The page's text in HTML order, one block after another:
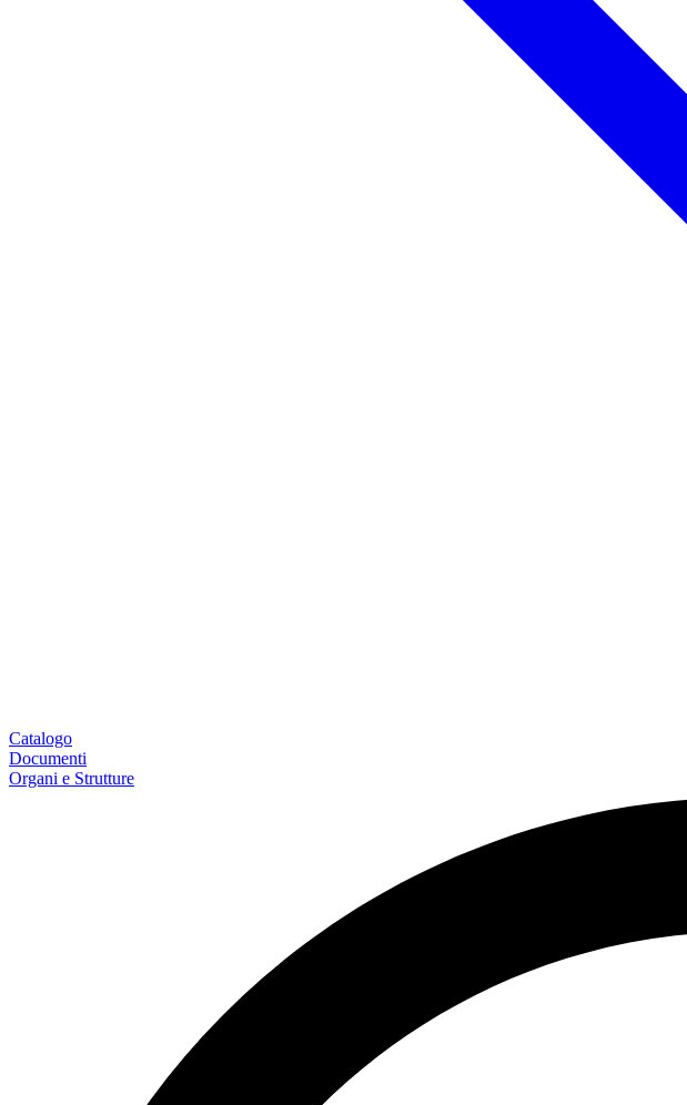
Catalogo
Documenti
Organi e Strutture